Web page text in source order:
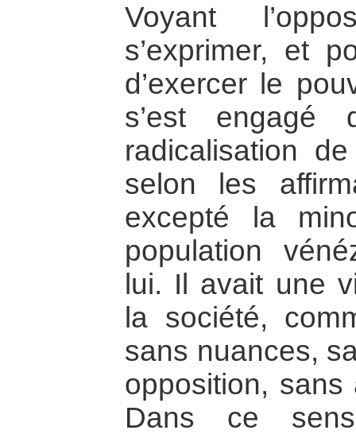
Voyant
s’exprimer, et
d’exercer le
s’est
radicalisation
selon les
excepté la
population
lui. Il avait une
la société,
sans nuances,
opposition, sans
Dans ce